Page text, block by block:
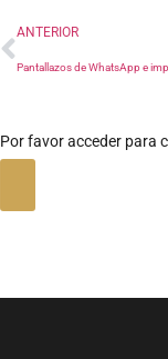
ANTERIOR
Por favor acceder para